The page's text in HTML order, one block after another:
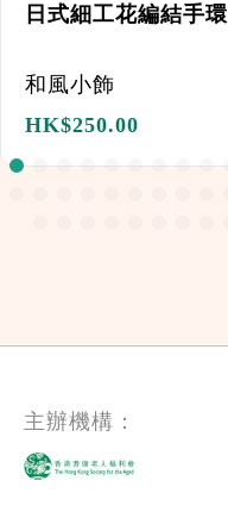
日式細工花編結手環
和風小飾
HK$250.00
主辦機構：